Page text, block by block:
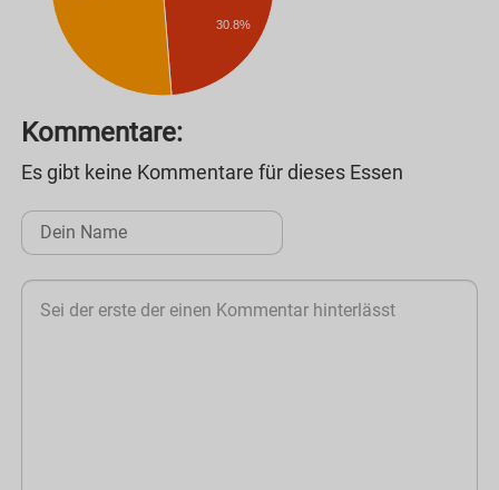
30.8%
Kommentare:
Es gibt keine Kommentare für dieses Essen